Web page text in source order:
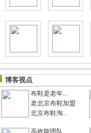
博客视点
布鞋是老年...
老北京布鞋加盟
北京布鞋淘...
高效能团队...